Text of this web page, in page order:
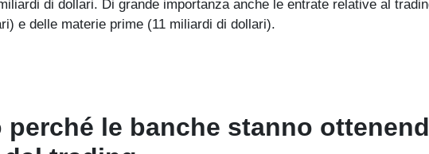
di dollari. Di grande importanza anche le entrate relative al
e delle materie prime (11 miliardi di dollari).
perché le banche stanno